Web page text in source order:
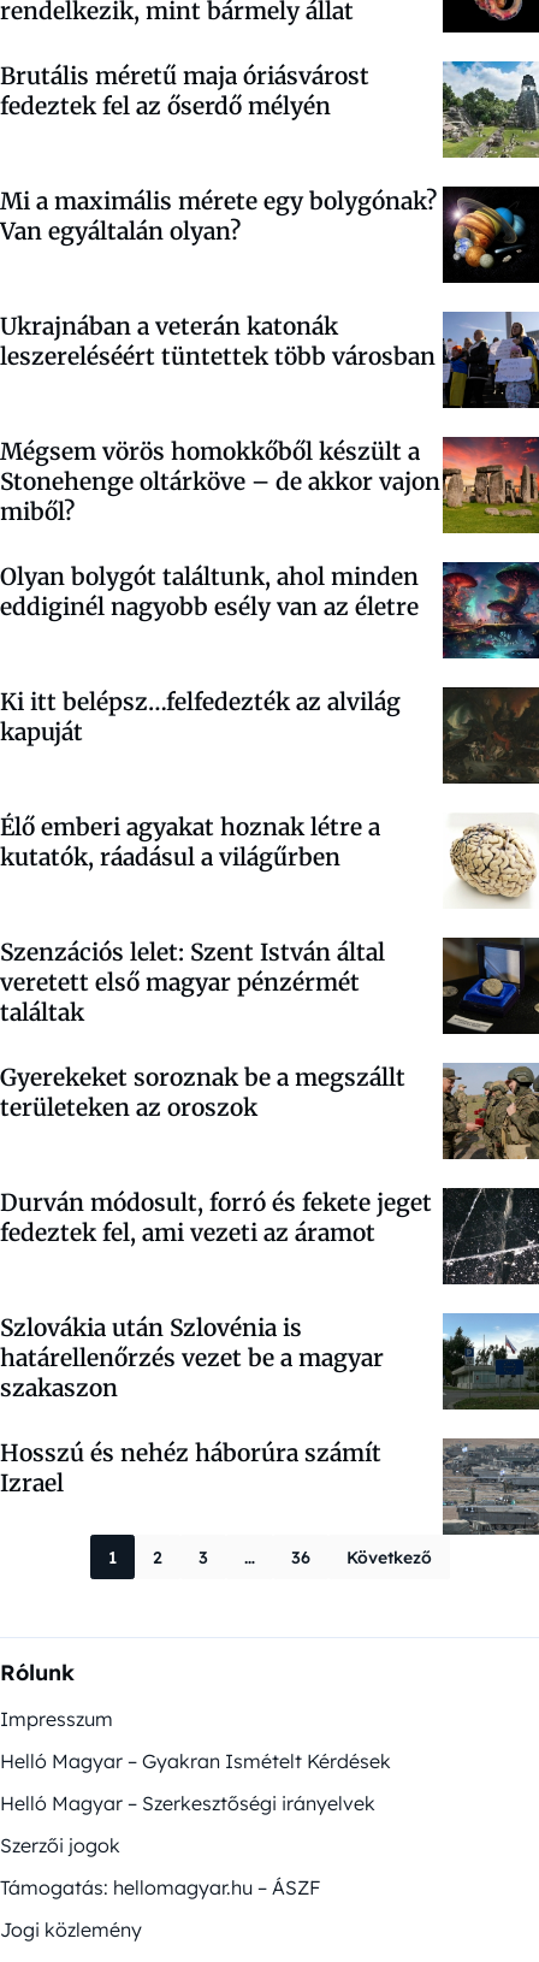
rendelkezik, mint bármely állat
Brutális méretű maja óriásvárost
fedeztek fel az őserdő mélyén
Mi a maximális mérete egy bolygónak?
Van egyáltalán olyan?
Ukrajnában a veterán katonák
leszereléséért tüntettek több városban
Mégsem vörös homokkőből készült a
Stonehenge oltárköve – de akkor vajon
miből?
Olyan bolygót találtunk, ahol minden
eddiginél nagyobb esély van az életre
Ki itt belépsz…felfedezték az alvilág
kapuját
Élő emberi agyakat hoznak létre a
kutatók, ráadásul a világűrben
Szenzációs lelet: Szent István által
veretett első magyar pénzérmét
találtak
Gyerekeket soroznak be a megszállt
területeken az oroszok
Durván módosult, forró és fekete jeget
fedeztek fel, ami vezeti az áramot
Szlovákia után Szlovénia is
határellenőrzés vezet be a magyar
szakaszon
Hosszú és nehéz háborúra számít
Izrael
Bejegyzések
1 2 3 … 36 Következő
Rólunk
Impresszum
Helló Magyar – Gyakran Ismételt Kérdések
Helló Magyar – Szerkesztőségi irányelvek
Szerzői jogok
Támogatás: hellomagyar.hu – ÁSZF
Jogi közlemény